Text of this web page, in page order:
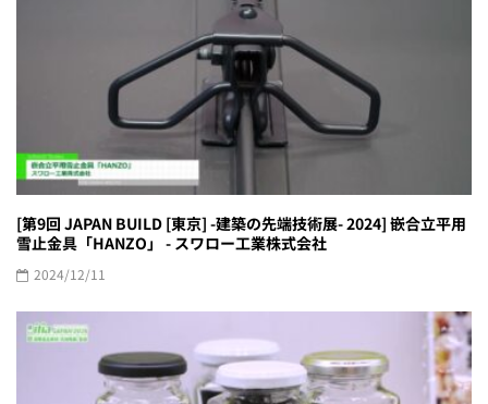
[第9回 JAPAN BUILD [東京] -建築の先端技術展- 2024] 嵌合立平用
雪止金具「HANZO」 - スワロー工業株式会社
2024/12/11